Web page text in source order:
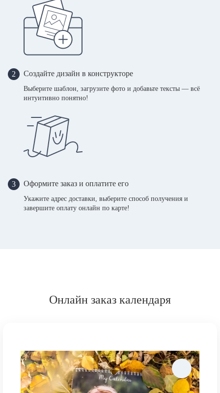
2 Создайте дизайн в конструкторе
Выберите шаблон, загрузите фото и добавьте тексты — всё
интуитивно понятно!
3 Оформите заказ и оплатите его
Укажите адрес доставки, выберите способ получения и
завершите оплату онлайн по карте!
Онлайн заказ календаря